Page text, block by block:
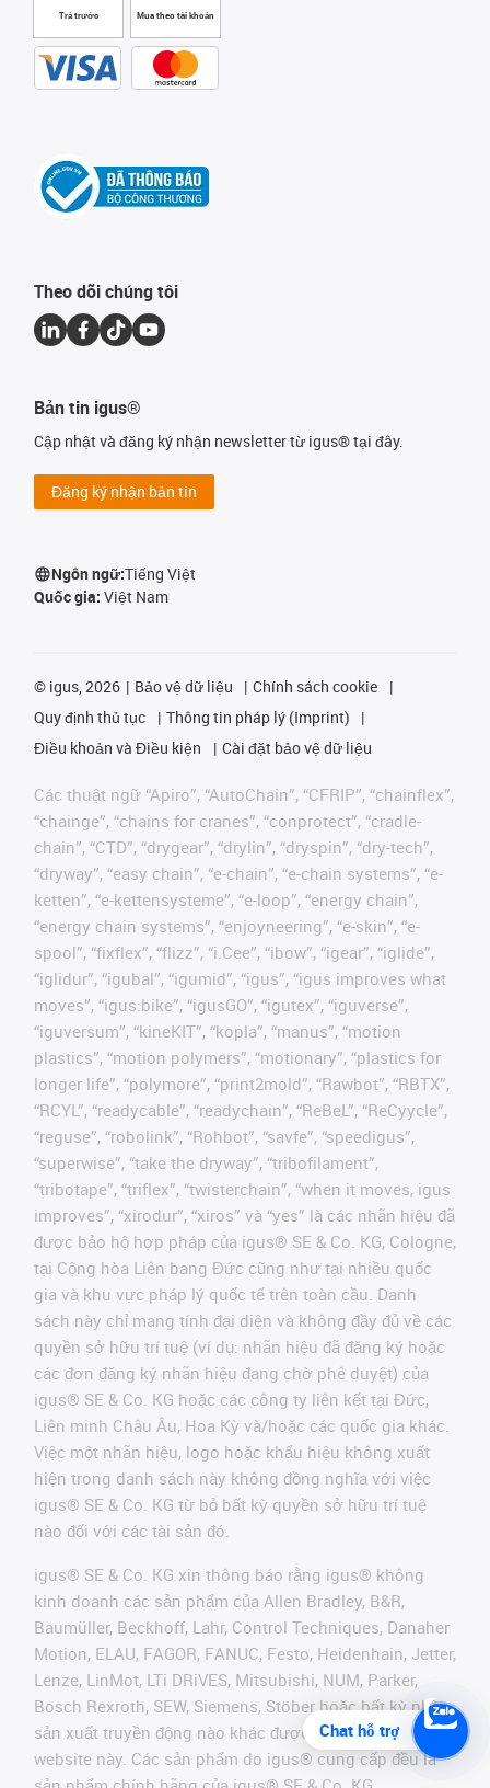
Trả trước Mua theo tài khoản
Theo dõi chúng tôi
Bản tin igus®
Cập nhật và đăng ký nhận newsletter từ igus® tại đây.
Đăng ký nhận bản tin
Ngôn ngữ:Tiếng Việt
Quốc gia: Việt Nam
© igus, 2026 Bảo vệ dữ liệu
Chính sách cookie
Quy định thủ tục
Thông tin pháp lý (Imprint)
Điều khoản và Điều kiện
Cài đặt bảo vệ dữ liệu
Các thuật ngữ “Apiro”, “AutoChain”, “CFRIP”, “chainflex”,
“chainge”, “chains for cranes”, “conprotect”, “cradle-
chain”, “CTD”, “drygear”, “drylin”, “dryspin”, “dry-tech”,
“dryway”, “easy chain”, “e-chain”, “e-chain systems”, “e-
ketten”, “e-kettensysteme”, “e-loop”, “energy chain”,
“energy chain systems”, “enjoyneering”, “e-skin”, “e-
spool”, “fixflex”, “flizz”, “i.Cee”, “ibow”, “igear”, “iglide”,
“iglidur”, “igubal”, “igumid”, “igus”, “igus improves what
moves”, “igus:bike”, “igusGO”, “igutex”, “iguverse”,
“iguversum”, “kineKIT”, “kopla”, “manus”, “motion
plastics”, “motion polymers”, “motionary”, “plastics for
longer life”, “polymore”, “print2mold”, “Rawbot”, “RBTX”,
“RCYL”, “readycable”, “readychain”, “ReBeL”, “ReCyycle”,
“reguse”, “robolink”, “Rohbot”, “savfe”, “speedigus”,
“superwise”, “take the dryway”, “tribofilament”,
“tribotape”, “triflex”, “twisterchain”, “when it moves, igus
improves”, “xirodur”, “xiros” và “yes” là các nhãn hiệu đã
được bảo hộ hợp pháp của igus® SE & Co. KG, Cologne,
tại Cộng hòa Liên bang Đức cũng như tại nhiều quốc
gia và khu vực pháp lý quốc tế trên toàn cầu. Danh
sách này chỉ mang tính đại diện và không đầy đủ về các
quyền sở hữu trí tuệ (ví dụ: nhãn hiệu đã đăng ký hoặc
các đơn đăng ký nhãn hiệu đang chờ phê duyệt) của
igus® SE & Co. KG hoặc các công ty liên kết tại Đức,
Liên minh Châu Âu, Hoa Kỳ và/hoặc các quốc gia khác.
Việc một nhãn hiệu, logo hoặc khẩu hiệu không xuất
hiện trong danh sách này không đồng nghĩa với việc
igus® SE & Co. KG từ bỏ bất kỳ quyền sở hữu trí tuệ
nào đối với các tài sản đó.
igus® SE & Co. KG xin thông báo rằng igus® không
kinh doanh các sản phẩm của Allen Bradley, B&R,
Baumüller, Beckhoff, Lahr, Control Techniques, Danaher
Motion, ELAU, FAGOR, FANUC, Festo, Heidenhain, Jetter,
Lenze, LinMot, LTi DRiVES, Mitsubishi, NUM, Parker,
Bosch Rexroth, SEW, Siemens, Stöber hoặc bất kỳ nhà
sản xuất truyền động nào khác được đề cập trên
website này. Các sản phẩm do igus® cung cấp đều là
Chat hỗ trợ